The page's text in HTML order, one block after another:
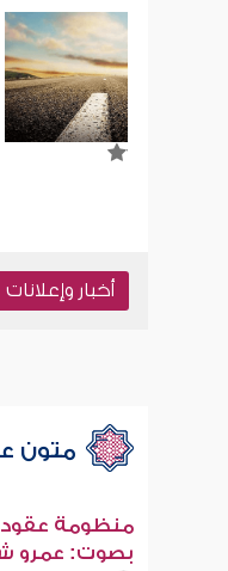
أخبار وإعلانات
متون
منظومة
بصوت: عمرو